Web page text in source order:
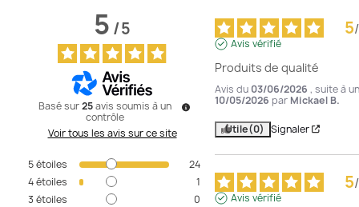
5/5
Basé sur25avis soumis à un
contrôle
Voir tous les avis sur ce site
5étoiles
24
4étoiles
1
3 étoiles
0
5/
Avis vérifié
Produits de qualité
Avis du 03/06/2026 , suite à
10/05/2026 par Mickael B.
Utile(0) Signaler
5/
Avis vérifié